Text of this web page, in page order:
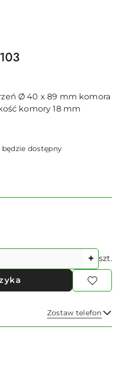
Ø 40 x 89 mm komora
komory 18 mm
dostępny
szt.
Zostaw telefon